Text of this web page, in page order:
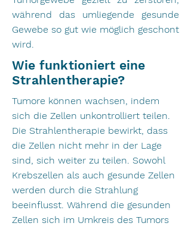
während das umliegende gesunde
Gewebe so gut wie möglich geschont
wird.
Wie funktioniert eine
Strahlentherapie?
Tumore können wachsen, indem
sich die Zellen unkontrolliert teilen.
Die Strahlentherapie bewirkt, dass
die Zellen nicht mehr in der Lage
sind, sich weiter zu teilen. Sowohl
Krebszellen als auch gesunde Zellen
werden durch die Strahlung
beeinflusst. Während die gesunden
Zellen sich im Umkreis des Tumors